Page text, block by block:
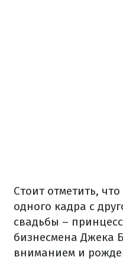
Стоит отметить,
одного кадра с
свадьбы –
бизнесмена Джека
вниманием и